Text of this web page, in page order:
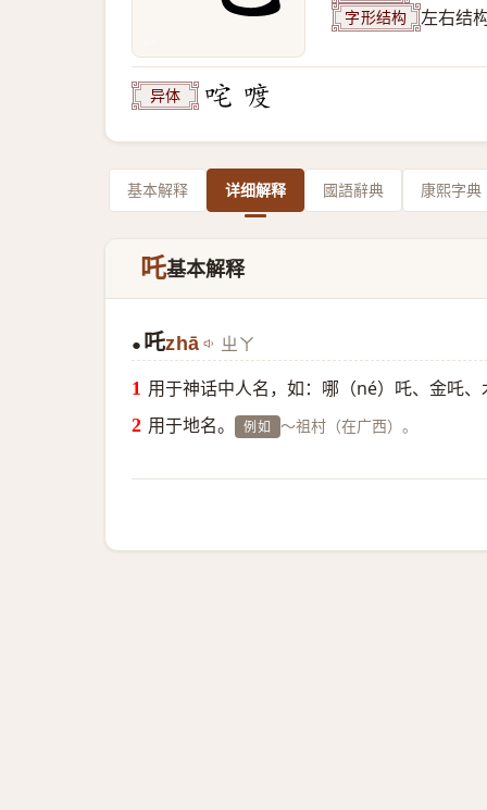
字形结构 左右结
异体
基本解释 详细解释 國語辭典 康熙字典
吒基本解释
● 吒zhā ㄓㄚ
用于神话中人名，如：哪（né）吒、金吒、
用于地名。 例如 ～祖村（在广西）。